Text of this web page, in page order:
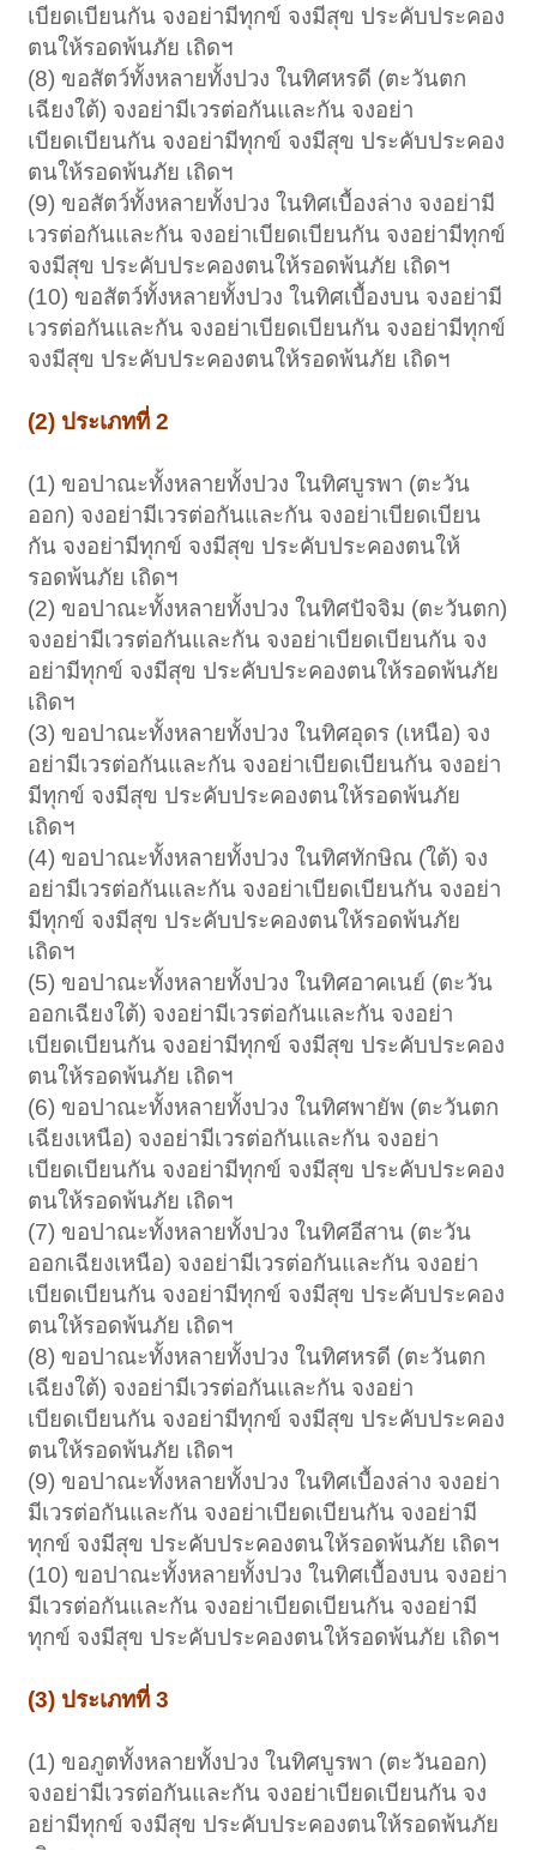
เบียดเบียนกัน จงอย่ามีทุกข์ จงมีสุข ประคับประคอง
ตนให้รอดพ้นภัย เถิดฯ
(8) ขอสัตว์ทั้งหลายทั้งปวง ในทิศหรดี (ตะวันตก
เฉียงใต้) จงอย่ามีเวรต่อกันและกัน จงอย่า
เบียดเบียนกัน จงอย่ามีทุกข์ จงมีสุข ประคับประคอง
ตนให้รอดพ้นภัย เถิดฯ
(9) ขอสัตว์ทั้งหลายทั้งปวง ในทิศเบื้องล่าง จงอย่ามี
เวรต่อกันและกัน จงอย่าเบียดเบียนกัน จงอย่ามีทุกข์
จงมีสุข ประคับประคองตนให้รอดพ้นภัย เถิดฯ
(10) ขอสัตว์ทั้งหลายทั้งปวง ในทิศเบื้องบน จงอย่ามี
เวรต่อกันและกัน จงอย่าเบียดเบียนกัน จงอย่ามีทุกข์
จงมีสุข ประคับประคองตนให้รอดพ้นภัย เถิดฯ
(2) ประเภทที่ 2
(1) ขอปาณะทั้งหลายทั้งปวง ในทิศบูรพา (ตะวัน
ออก) จงอย่ามีเวรต่อกันและกัน จงอย่าเบียดเบียน
กัน จงอย่ามีทุกข์ จงมีสุข ประคับประคองตนให้
รอดพ้นภัย เถิดฯ
(2) ขอปาณะทั้งหลายทั้งปวง ในทิศปัจจิม (ตะวันตก)
จงอย่ามีเวรต่อกันและกัน จงอย่าเบียดเบียนกัน จง
อย่ามีทุกข์ จงมีสุข ประคับประคองตนให้รอดพ้นภัย
เถิดฯ
(3) ขอปาณะทั้งหลายทั้งปวง ในทิศอุดร (เหนือ) จง
อย่ามีเวรต่อกันและกัน จงอย่าเบียดเบียนกัน จงอย่า
มีทุกข์ จงมีสุข ประคับประคองตนให้รอดพ้นภัย
เถิดฯ
(4) ขอปาณะทั้งหลายทั้งปวง ในทิศทักษิณ (ใต้) จง
อย่ามีเวรต่อกันและกัน จงอย่าเบียดเบียนกัน จงอย่า
มีทุกข์ จงมีสุข ประคับประคองตนให้รอดพ้นภัย
เถิดฯ
(5) ขอปาณะทั้งหลายทั้งปวง ในทิศอาคเนย์ (ตะวัน
ออกเฉียงใต้) จงอย่ามีเวรต่อกันและกัน จงอย่า
เบียดเบียนกัน จงอย่ามีทุกข์ จงมีสุข ประคับประคอง
ตนให้รอดพ้นภัย เถิดฯ
(6) ขอปาณะทั้งหลายทั้งปวง ในทิศพายัพ (ตะวันตก
เฉียงเหนือ) จงอย่ามีเวรต่อกันและกัน จงอย่า
เบียดเบียนกัน จงอย่ามีทุกข์ จงมีสุข ประคับประคอง
ตนให้รอดพ้นภัย เถิดฯ
(7) ขอปาณะทั้งหลายทั้งปวง ในทิศอีสาน (ตะวัน
ออกเฉียงเหนือ) จงอย่ามีเวรต่อกันและกัน จงอย่า
เบียดเบียนกัน จงอย่ามีทุกข์ จงมีสุข ประคับประคอง
ตนให้รอดพ้นภัย เถิดฯ
(8) ขอปาณะทั้งหลายทั้งปวง ในทิศหรดี (ตะวันตก
เฉียงใต้) จงอย่ามีเวรต่อกันและกัน จงอย่า
เบียดเบียนกัน จงอย่ามีทุกข์ จงมีสุข ประคับประคอง
ตนให้รอดพ้นภัย เถิดฯ
(9) ขอปาณะทั้งหลายทั้งปวง ในทิศเบื้องล่าง จงอย่า
มีเวรต่อกันและกัน จงอย่าเบียดเบียนกัน จงอย่ามี
ทุกข์ จงมีสุข ประคับประคองตนให้รอดพ้นภัย เถิดฯ
(10) ขอปาณะทั้งหลายทั้งปวง ในทิศเบื้องบน จงอย่า
มีเวรต่อกันและกัน จงอย่าเบียดเบียนกัน จงอย่ามี
ทุกข์ จงมีสุข ประคับประคองตนให้รอดพ้นภัย เถิดฯ
(3) ประเภทที่ 3
(1) ขอภูตทั้งหลายทั้งปวง ในทิศบูรพา (ตะวันออก)
จงอย่ามีเวรต่อกันและกัน จงอย่าเบียดเบียนกัน จง
อย่ามีทุกข์ จงมีสุข ประคับประคองตนให้รอดพ้นภัย